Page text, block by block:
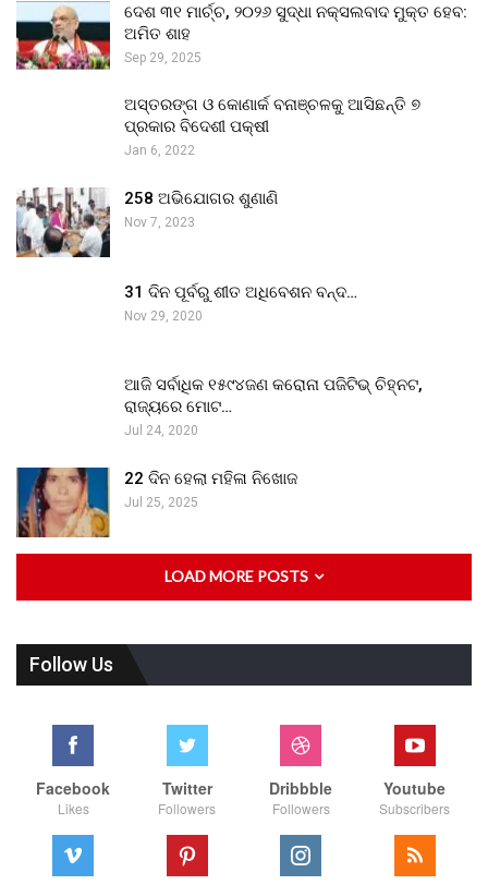
ଦେଶ ୩୧ ମାର୍ଚ୍ଚ, ୨୦୨୬ ସୁଦ୍ଧା ନକ୍ସଲବାଦ ମୁକ୍ତ ହେବ:
ଅମିତ ଶାହ
Sep 29, 2025
ଅସ୍ତରଙ୍ଗ ଓ କୋଣାର୍କ ବନାଞ୍ଚଳକୁ ଆସିଛନ୍ତି ୭
ପ୍ରକାର ବିଦେଶୀ ପକ୍ଷୀ
Jan 6, 2022
258 ଅଭିଯୋଗର ଶୁଣାଣି
Nov 7, 2023
31 ଦିନ ପୂର୍ବରୁ ଶୀତ ଅଧିବେଶନ ବନ୍ଦ…
Nov 29, 2020
ଆଜି ସର୍ବାଧିକ ୧୫୯୪ଜଣ କରୋନା ପଜିଟିଭ୍ ଚିହ୍ନଟ,
ରାଜ୍ୟରେ ମୋଟ…
Jul 24, 2020
22 ଦିନ ହେଲା ମହିଳା ନିଖୋଜ
Jul 25, 2025
LOAD MORE POSTS
Follow Us
Facebook
Likes
Twitter
Followers
Dribbble
Followers
Youtube
Subscribers